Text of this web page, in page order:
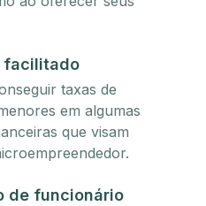
facilitado
taxas de
em algumas
que visam
de funcionário